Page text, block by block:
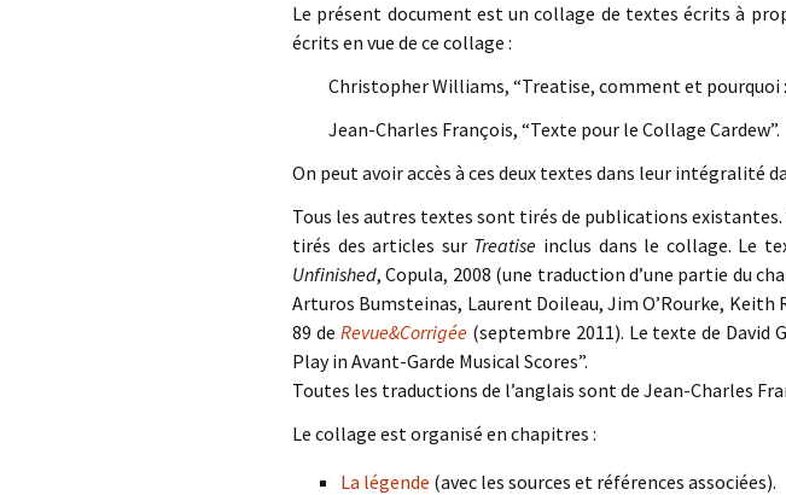
Le présent document est un collage de textes écrits à
écrits en vue de ce collage :
Christopher Williams, “Treatise, comment et pourquoi
Jean-Charles François, “Texte pour le Collage Cardew”.
On peut avoir accès à ces deux textes dans leur intégralité
Tous les autres textes sont tirés de publications
tirés des articles sur Treatise inclus dans le collage. Le
Unfinished, Copula, 2008 (une traduction d’une partie du
Arturos Bumsteinas, Laurent Doileau, Jim O’Rourke,
89 de Revue&Corrigée(septembre 2011). Le texte de David
Play in Avant-Garde Musical Scores”.
Toutes les traductions de l’anglais sont de Jean-Charles
Le collage est organisé en chapitres :
La légende (avec les sources et références associées).